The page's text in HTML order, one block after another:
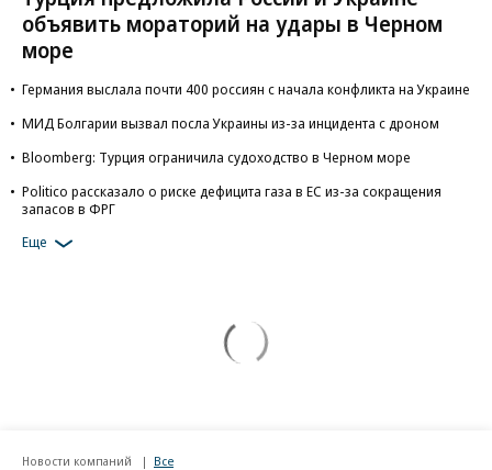
объявить мораторий на удары в Черном
море
Германия выслала почти 400 россиян с начала конфликта на Украине
МИД Болгарии вызвал посла Украины из-за инцидента с дроном
Bloomberg: Турция ограничила судоходство в Черном море
Politico рассказало о риске дефицита газа в ЕС из-за сокращения
запасов в ФРГ
Еще
Новости компаний Все